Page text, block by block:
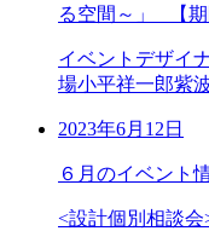
る空間～」 【
イベント デザイ
場小平祥一郎紫
2023年6月12日
６月のイベント
<設計個別相談